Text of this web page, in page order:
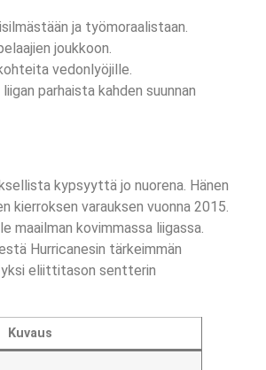
ja työmoraalistaan.
joukkoon.
vedonlyöjille.
parhaista kahden suunnan
kypsyyttä jo nuorena. Hänen
kierroksen varauksen vuonna 2015.
kovimmassa liigassa.
Hurricanesin tärkeimmän
yksi eliittitason sentterin
Kuvaus